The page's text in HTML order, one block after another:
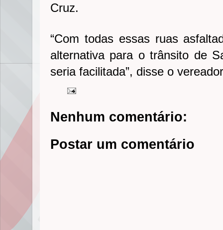
Cruz.
“Com todas essas ruas
alternativa para o trânsito de
seria facilitada”, disse o
Nenhum comentário:
Postar um comentário